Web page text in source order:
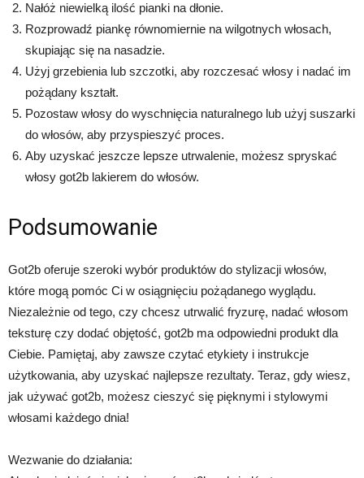
Nałóż niewielką ilość pianki na dłonie.
Rozprowadź piankę równomiernie na wilgotnych włosach,
skupiając się na nasadzie.
Użyj grzebienia lub szczotki, aby rozczesać włosy i nadać im
pożądany kształt.
Pozostaw włosy do wyschnięcia naturalnego lub użyj suszarki
do włosów, aby przyspieszyć proces.
Aby uzyskać jeszcze lepsze utrwalenie, możesz spryskać
włosy got2b lakierem do włosów.
Podsumowanie
Got2b oferuje szeroki wybór produktów do stylizacji włosów,
które mogą pomóc Ci w osiągnięciu pożądanego wyglądu.
Niezależnie od tego, czy chcesz utrwalić fryzurę, nadać włosom
teksturę czy dodać objętość, got2b ma odpowiedni produkt dla
Ciebie. Pamiętaj, aby zawsze czytać etykiety i instrukcje
użytkowania, aby uzyskać najlepsze rezultaty. Teraz, gdy wiesz,
jak używać got2b, możesz cieszyć się pięknymi i stylowymi
włosami każdego dnia!
Wezwanie do działania: